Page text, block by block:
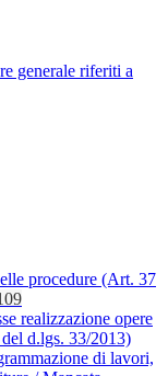
generale riferiti a
procedure (Art. 37
realizzazione opere
d.lgs. 33/2013)
di lavori,